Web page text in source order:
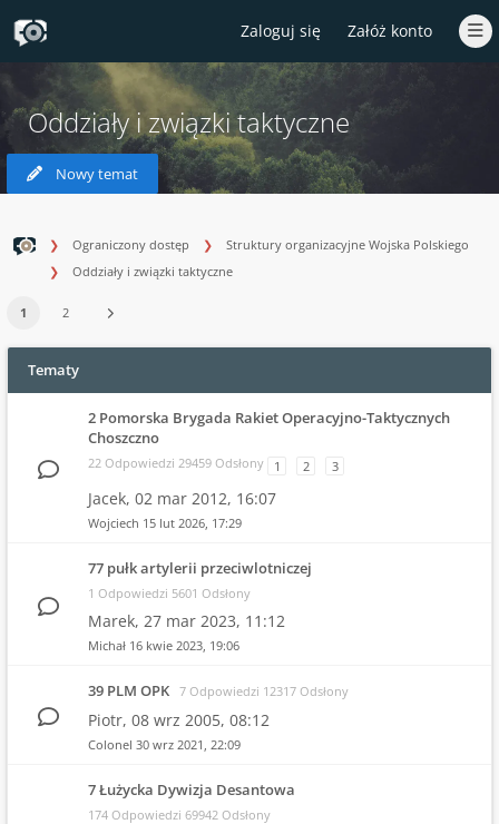
Zaloguj się Załóż konto
Oddziały i związki taktyczne
Nowy temat
Ograniczony dostęp
Struktury organizacyjne Wojska Polskiego
Oddziały i związki taktyczne
1 2
Tematy
2 Pomorska Brygada Rakiet Operacyjno-Taktycznych
Choszczno
22 Odpowiedzi 29459 Odsłony 1 2 3
Jacek, 02 mar 2012, 16:07
Wojciech 15 lut 2026, 17:29
77 pułk artylerii przeciwlotniczej
1 Odpowiedzi 5601 Odsłony
Marek, 27 mar 2023, 11:12
Michał 16 kwie 2023, 19:06
39 PLM OPK 7 Odpowiedzi 12317 Odsłony
Piotr, 08 wrz 2005, 08:12
Colonel 30 wrz 2021, 22:09
7 Łużycka Dywizja Desantowa
174 Odpowiedzi 69942 Odsłony